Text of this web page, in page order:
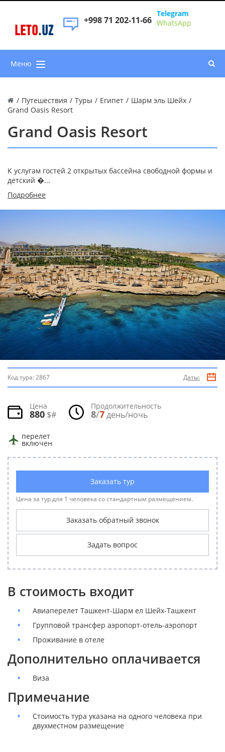
LETO.UZ
+998 71 202-11-66
Telegram
WhatsApp
Меню
/ Путешествия / Туры / Египет / Шарм эль Шейх /
Grand Oasis Resort
Grand Oasis Resort
К услугам гостей 2 открытых бассейна свободной формы и
детский �...
Подробнее
Код тура:2867 Даты:
Цена
880 $#
Продолжительность
8/7день/ночь
перелет
включен
Заказать тур
Цена за тур для 1 человека со стандартным размещением.
Заказать обратный звонок
Задать вопрос
В стоимость входит
Авиаперелет Ташкент-Шарм ел Шейх-Ташкент
Групповой трансфер аэропорт-отель-аэропорт
Проживание в отеле
Дополнительно оплачивается
Виза
Примечание
Стоимость тура указана на одного человека при
двухместном размещение